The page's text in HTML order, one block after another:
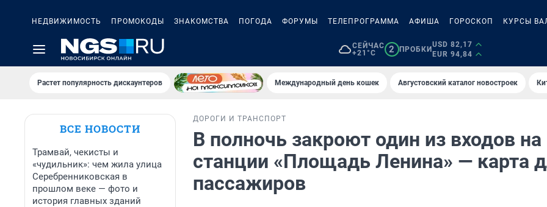
НЕДВИЖИМОСТЬ ПРОМОКОДЫ ЗНАКОМСТВА ПОГОДА ФОРУМЫ ТЕЛЕПРОГРАММА АФИША ГОРОСКОП КУРСЫ
СЕЙЧАС
+21°C
2 ПРОБКИ
USD 82,17
EUR 94,84
Растет популярность дискаунтеров Международный день кошек Августовский каталог новостроек
ВСЕ НОВОСТИ
Трамвай, чекисты и
«чудильник»: чем жила улица
Серебренниковская в
прошлом веке — фото и
история главных зданий
ДОРОГИ И ТРАНСПОРТ
В полночь закроют один из входов на
станции «Площадь Ленина» — карта
пассажиров